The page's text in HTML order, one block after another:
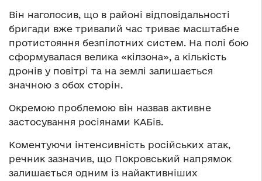
Він наголосив, що в районі відповідальності
бригади вже тривалий час триває масштабне
протистояння безпілотних систем. На полі бою
сформувалася велика «кілзона», а кількість
дронів у повітрі та на землі залишається
значною з обох сторін.
Окремою проблемою він назвав активне
застосування росіянами КАБів.
Коментуючи інтенсивність російських атак,
речник зазначив, що Покровський напрямок
залишається одним із найактивніших